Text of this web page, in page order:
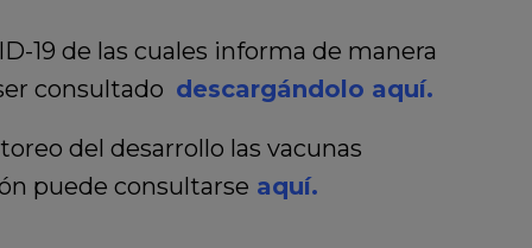
19 de las cuales informa de manera
consultado descargándolo aquí.
del desarrollo las vacunas
puede consultarse aquí.